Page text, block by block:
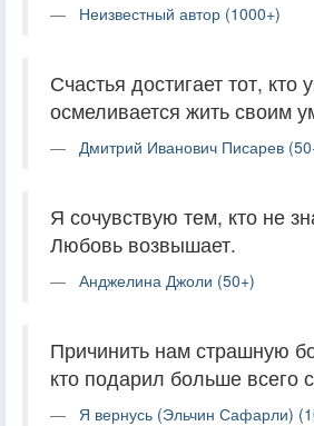
Неизвестный автор (1000+)
Счастья достигает тот, кто
осмеливается жить своим
Дмитрий Иванович Писарев
Я сочувствую тем, кто не
Любовь возвышает.
Анджелина Джоли (50+)
Причинить нам страшную
кто подарил больше всего
Я вернусь (Эльчин Сафарли)